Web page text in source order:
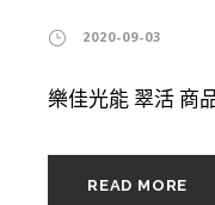
2020-09-03
樂佳光能 翠活 商
READ MORE